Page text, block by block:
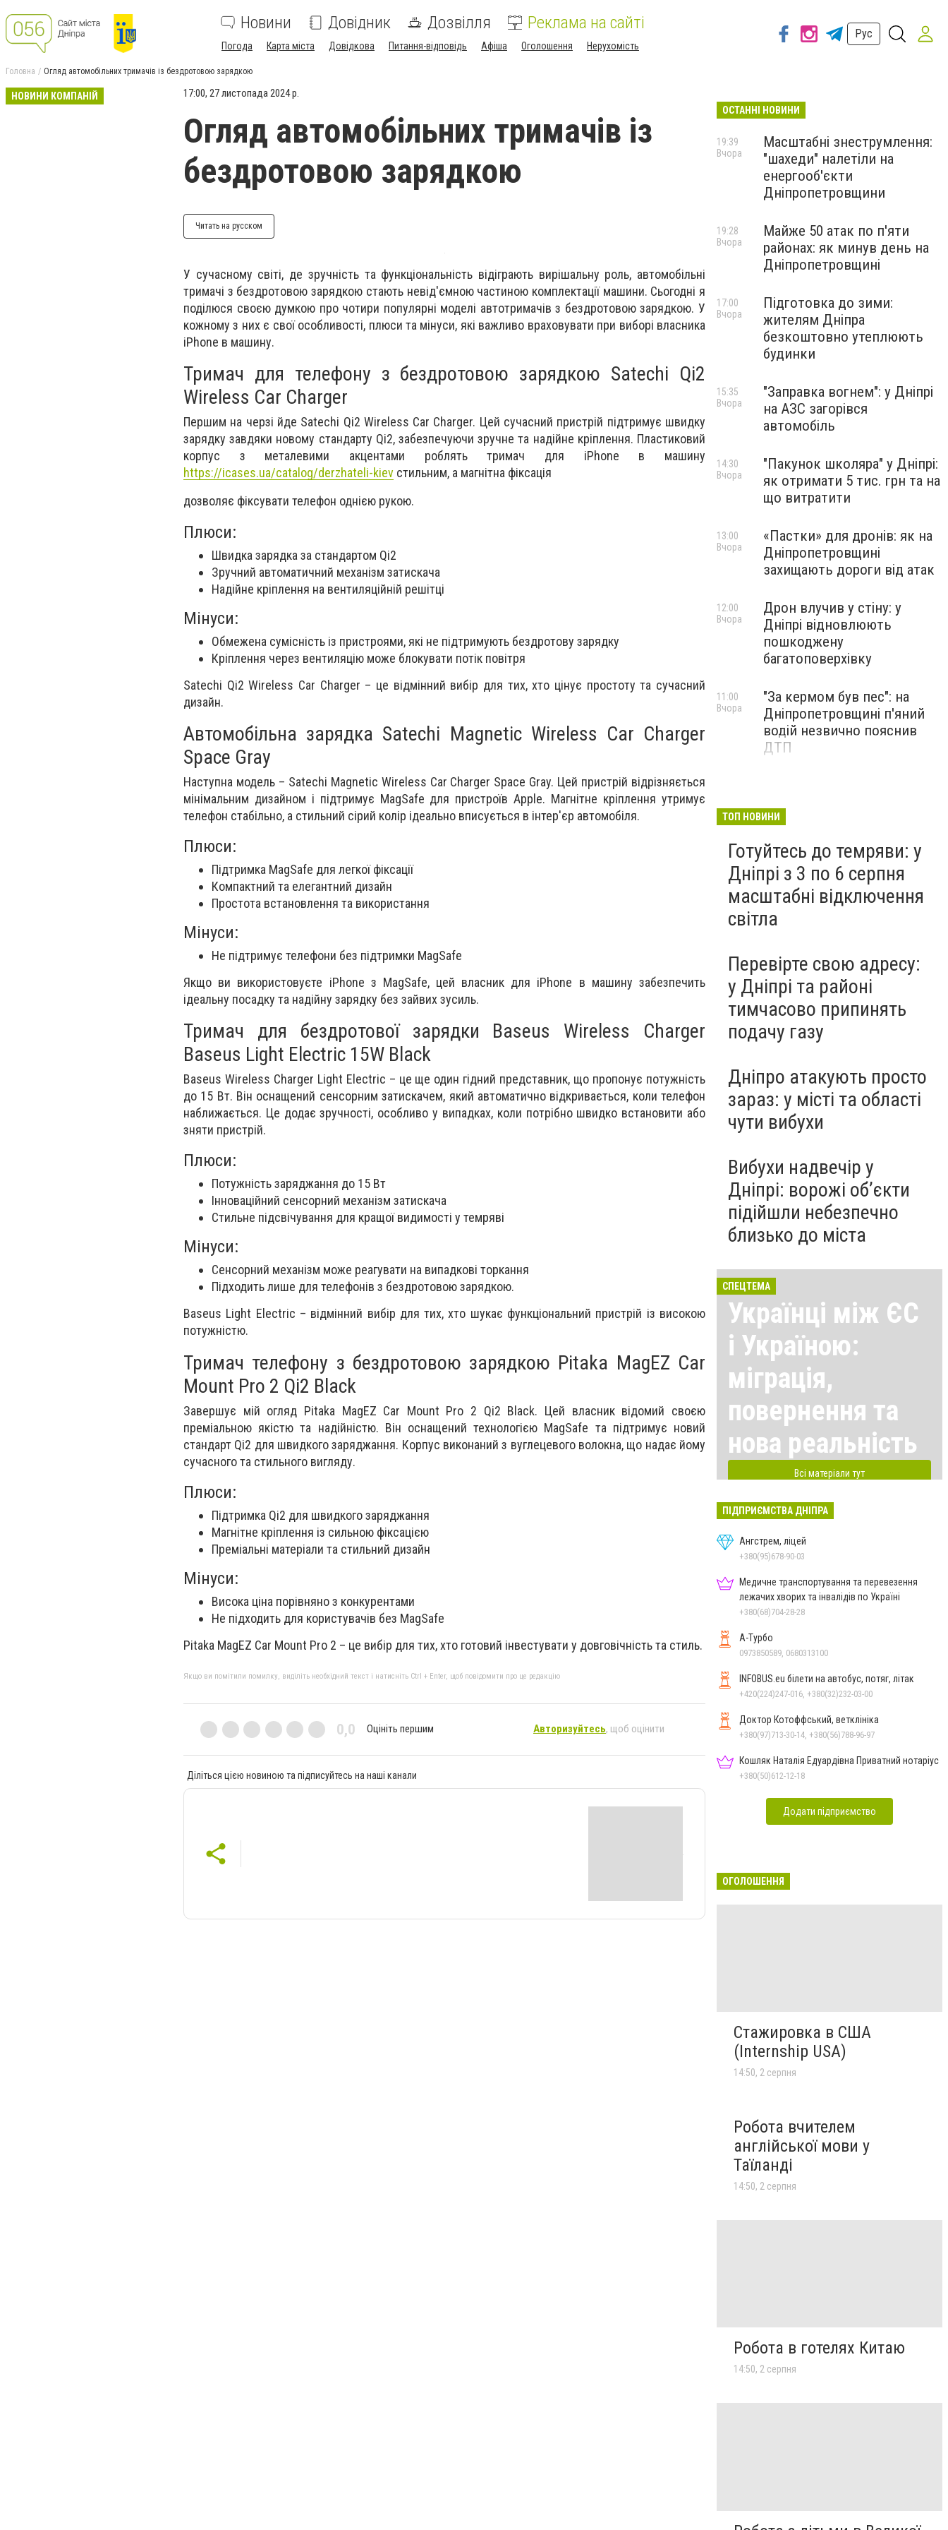
Новини Довідник Дозвілля Реклама на сайті
Погода Карта міста Довідкова Питання-відповідь Афіша Оголошення Нерухомість
Рус
Головна Огляд автомобільних тримачів із бездротовою зарядкою
НОВИНИ КОМПАНІЙ 17:00, 27 листопада 2024 р.
Огляд автомобільних тримачів із
бездротовою зарядкою
Читать на русском
У сучасному світі, де зручність та функціональність відіграють вирішальну роль, автомобільні
тримачі з бездротовою зарядкою стають невід'ємною частиною комплектації машини. Сьогодні я
поділюся своєю думкою про чотири популярні моделі автотримачів з бездротовою зарядкою. У
кожному з них є свої особливості, плюси та мінуси, які важливо враховувати при виборі власника
iPhone в машину.
Тримач для телефону з бездротовою зарядкою Satechi Qi2
Wireless Car Charger
Першим на черзі йде Satechi Qi2 Wireless Car Charger. Цей сучасний пристрій підтримує швидку
зарядку завдяки новому стандарту Qi2, забезпечуючи зручне та надійне кріплення. Пластиковий
корпус з металевими акцентами роблять тримач для iPhone в машину
https://icases.ua/catalog/derzhateli-kiev стильним, а магнітна фіксація
дозволяє фіксувати телефон однією рукою.
Плюси:
Швидка зарядка за стандартом Qi2
Зручний автоматичний механізм затискача
Надійне кріплення на вентиляційній решітці
Мінуси:
Обмежена сумісність із пристроями, які не підтримують бездротову зарядку
Кріплення через вентиляцію може блокувати потік повітря
Satechi Qi2 Wireless Car Charger – це відмінний вибір для тих, хто цінує простоту та сучасний
дизайн.
Автомобільна зарядка Satechi Magnetic Wireless Car Charger
Space Gray
Наступна модель – Satechi Magnetic Wireless Car Charger Space Gray. Цей пристрій відрізняється
мінімальним дизайном і підтримує MagSafe для пристроїв Apple. Магнітне кріплення утримує
телефон стабільно, а стильний сірий колір ідеально вписується в інтер'єр автомобіля.
Плюси:
Підтримка MagSafe для легкої фіксації
Компактний та елегантний дизайн
Простота встановлення та використання
Мінуси:
Не підтримує телефони без підтримки MagSafe
Якщо ви використовуєте iPhone з MagSafe, цей власник для iPhone в машину забезпечить
ідеальну посадку та надійну зарядку без зайвих зусиль.
Тримач для бездротової зарядки Baseus Wireless Charger
Baseus Light Electric 15W Black
Baseus Wireless Charger Light Electric – це ще один гідний представник, що пропонує потужність
до 15 Вт. Він оснащений сенсорним затискачем, який автоматично відкривається, коли телефон
наближається. Це додає зручності, особливо у випадках, коли потрібно швидко встановити або
зняти пристрій.
Плюси:
Потужність заряджання до 15 Вт
Інноваційний сенсорний механізм затискача
Стильне підсвічування для кращої видимості у темряві
Мінуси:
Сенсорний механізм може реагувати на випадкові торкання
Підходить лише для телефонів з бездротовою зарядкою.
Baseus Light Electric – відмінний вибір для тих, хто шукає функціональний пристрій із високою
потужністю.
Тримач телефону з бездротовою зарядкою Pitaka MagEZ Car
Mount Pro 2 Qi2 Black
Завершує мій огляд Pitaka MagEZ Car Mount Pro 2 Qi2 Black. Цей власник відомий своєю
преміальною якістю та надійністю. Він оснащений технологією MagSafe та підтримує новий
стандарт Qi2 для швидкого заряджання. Корпус виконаний з вуглецевого волокна, що надає йому
сучасного та стильного вигляду.
Плюси:
Підтримка Qi2 для швидкого заряджання
Магнітне кріплення із сильною фіксацією
Преміальні матеріали та стильний дизайн
Мінуси:
Висока ціна порівняно з конкурентами
Не підходить для користувачів без MagSafe
Pitaka MagEZ Car Mount Pro 2 – це вибір для тих, хто готовий інвестувати у довговічність та стиль.
Якщо ви помітили помилку, виділіть необхідний текст і натисніть Ctrl + Enter, щоб повідомити про це редакцію
0,0 Оцініть першим Авторизуйтесь, щоб оцінити
Діліться цією новиною та підписуйтесь на наші канали
ОСТАННІ НОВИНИ
Масштабні знеструмлення:
"шахеди" налетіли на
енергооб'єкти
Дніпропетровщини
19:39
Вчора
Майже 50 атак по п'яти
районах: як минув день на
Дніпропетровщині
19:28
Вчора
Підготовка до зими:
жителям Дніпра
безкоштовно утеплюють
будинки
17:00
Вчора
"Заправка вогнем": у Дніпрі
на АЗС загорівся
автомобіль
15:35
Вчора
"Пакунок школяра" у Дніпрі:
як отримати 5 тис. грн та на
що витратити
14:30
Вчора
«Пастки» для дронів: як на
Дніпропетровщині
захищають дороги від атак
13:00
Вчора
Дрон влучив у стіну: у
Дніпрі відновлюють
пошкоджену
багатоповерхівку
12:00
Вчора
"За кермом був пес": на
Дніпропетровщині п'яний
водій незвично пояснив
ДТП
11:00
Вчора
ТОП НОВИНИ
Готуйтесь до темряви: у
Дніпрі з 3 по 6 серпня
масштабні відключення
світла
Перевірте свою адресу:
у Дніпрі та районі
тимчасово припинять
подачу газу
Дніпро атакують просто
зараз: у місті та області
чути вибухи
Вибухи надвечір у
Дніпрі: ворожі об’єкти
підійшли небезпечно
близько до міста
СПЕЦТЕМА
Українці між ЄС
і Україною:
міграція,
повернення та
нова реальність
Всі матеріали тут
ПІДПРИЄМСТВА ДНІПРА
Ангстрем, ліцей
+380(95)678-90-03
Медичне транспортування та перевезення
лежачих хворих та інвалідів по Україні
+380(68)704-28-28
А-Турбо
0973850589, 0680313100
INFOBUS.eu білети на автобус, потяг, літак
+420(224)247-016, +380(32)232-03-00
Доктор Котоффський, ветклініка
+380(97)713-30-14, +380(56)788-96-97
Кошляк Наталія Едуардівна Приватний нотаріус
+380(50)612-12-18
Додати підприємство
ОГОЛОШЕННЯ
Стажировка в США
(Internship USA)
14:50, 2 серпня
Робота вчителем
англійської мови у
Таїланді
14:50, 2 серпня
Робота в готелях Китаю
14:50, 2 серпня